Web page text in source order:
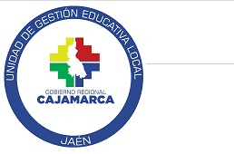
Pasar al contenido principal